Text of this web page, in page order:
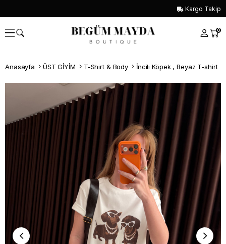
Kargo Takip
0
Anasayfa ÜST GİYİM T-Shirt & Body İncili Köpek , Beyaz T-shirt
Whatsapp İle Sipariş ver